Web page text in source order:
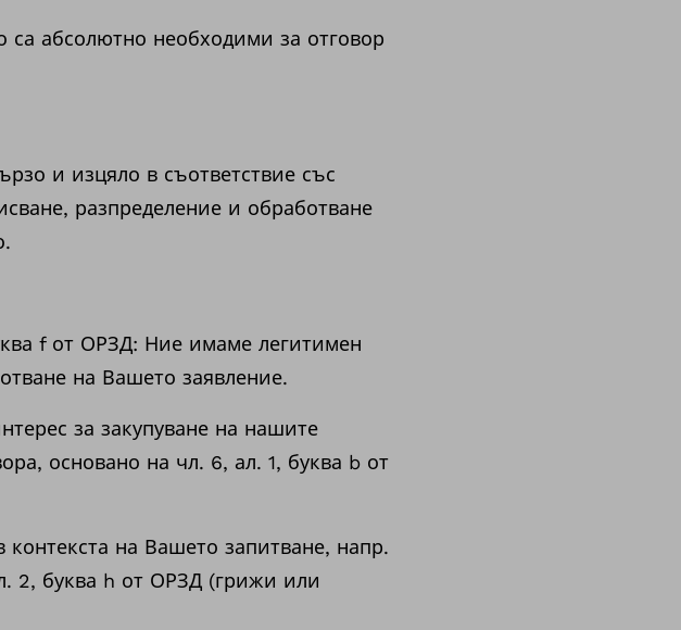
абсолютно необходими за отговор
и изцяло в съответствие със
разпределение и обработване
f от ОРЗД: Ние имаме легитимен
на Вашето заявление.
за закупуване на нашите
основано на чл. 6, ал. 1, буква b от
на Вашето запитване, напр.
2, буква h от ОРЗД (грижи или